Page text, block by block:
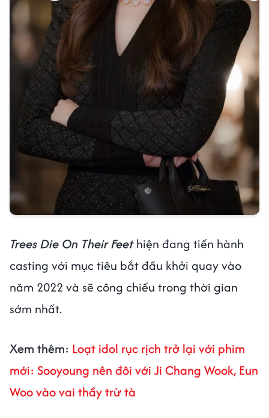
Trees Die On Their Feethiện đang tiến hành
casting với mục tiêu bắt đầu khởi quay vào
năm 2022 và sẽ công chiếu trong thời gian
sớm nhất.
Xem thêm: Loạt idol rục rịch trở lại với phim
mới: Sooyoung nên đôi với Ji Chang Wook, Eun
Woo vào vai thầy trừ tà